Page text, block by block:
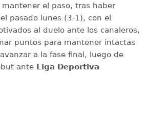
mantener el paso, tras haber
el pasado lunes (3-1), con el
al duelo ante los canaleros,
puntos para mantener intactas
a la fase final, luego de
ante Liga Deportiva